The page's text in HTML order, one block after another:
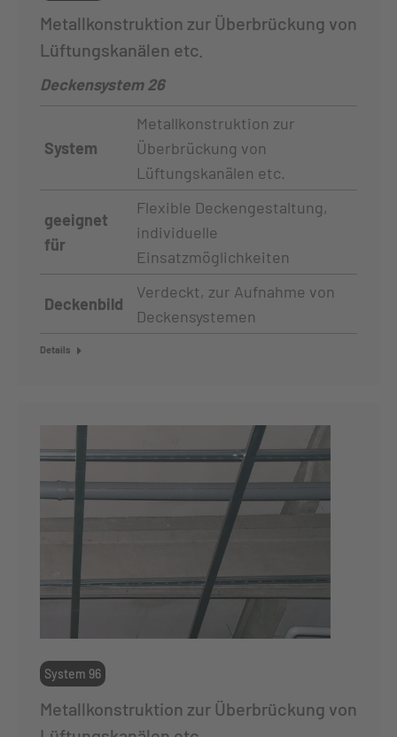
Metallkonstruktion zur Überbrückung von
Lüftungskanälen etc.
Deckensystem 26
System
Metallkonstruktion zur
Überbrückung von
Lüftungskanälen etc.
geeignet
für
Flexible Deckengestaltung,
individuelle
Einsatzmöglichkeiten
Deckenbild
Verdeckt, zur Aufnahme von
Deckensystemen
Details
System 96
Metallkonstruktion zur Überbrückung von